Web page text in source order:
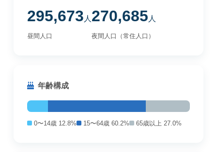
295,673 人
昼間人口
270,685 人
夜間人口（常住人口）
年齢構成
0〜14歳 12.8% 15〜64歳 60.2% 65歳以上 27.0%